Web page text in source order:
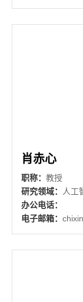
肖赤心
职称： 教授
研究领域： 人工
办公电话：
电子邮箱：